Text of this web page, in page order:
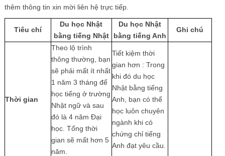
thêm thông tin xin mời liên hệ trực tiếp.
Tiêu chí
Du học Nhật
bằng tiếng Nhật
Du học Nhật
bằng tiếng Anh
Ghi chú
Thời gian
Theo lộ trình
thông thường, bạn
sẽ phải mất ít nhất
1 năm 3 tháng để
học tiếng ở trường
Nhật ngữ và sau
đó là 4 năm Đại
học. Tổng thời
gian sẽ mất hơn 5
năm.
Tiết kiệm thời
gian hơn : Trong
khi đó du học
Nhật bằng tiếng
Anh, bạn có thể
học luôn chuyên
ngành khi có
chứng chỉ tiếng
Anh đạt yêu cầu.